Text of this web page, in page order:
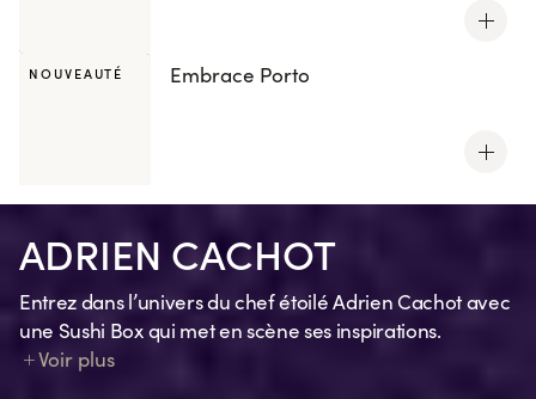
NOUVEAUTÉ Embrace Porto
ADRIEN CACHOT
Entrez dans l’univers du chef étoilé Adrien Cachot avec
une Sushi Box qui met en scène ses inspirations.
Chaque création traduit un souvenir, une émotion, un
Voir plus